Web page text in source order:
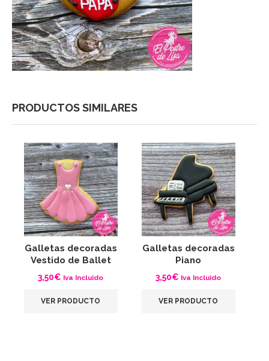
PRODUCTOS SIMILARES
Galletas decoradas
Vestido de Ballet
3,50€ Iva Incluido
VER PRODUCTO
Galletas decoradas
Piano
3,50€ Iva Incluido
VER PRODUCTO